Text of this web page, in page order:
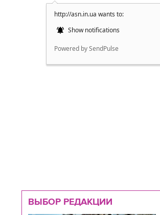
http://asn.in.ua wants to:
Show notifications
Powered by SendPulse
ВЫБОР РЕДАКЦИИ